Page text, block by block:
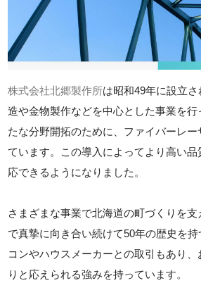
株式会社北郷製作所は昭和49年に設立
造や金物製作などを中心とした事業を
たな分野開拓のために、ファイバーレ
ています。この導入によってより高い
応できるようになりました。
さまざまな事業で北海道の町づくりを支
で真摯に向き合い続けて50年の歴史を
コンやハウスメーカーとの取引もあり
りと応えられる強みを持っています。